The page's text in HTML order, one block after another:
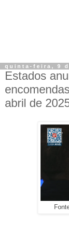
quinta-feira, 9
Estados
abril de